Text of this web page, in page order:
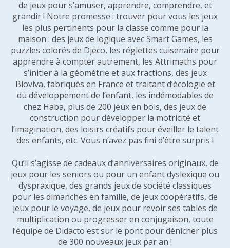
de jeux pour s’amuser, apprendre, comprendre, et
grandir ! Notre promesse : trouver pour vous les jeux
les plus pertinents pour la classe comme pour la
maison : des jeux de logique avec Smart Games, les
puzzles colorés de Djeco, les réglettes cuisenaire pour
apprendre à compter autrement, les Attrimaths pour
s’initier à la géométrie et aux fractions, des jeux
Bioviva, fabriqués en France et traitant d’écologie et
du développement de l’enfant, les indémodables de
chez Haba, plus de 200 jeux en bois, des jeux de
construction pour développer la motricité et
l’imagination, des loisirs créatifs pour éveiller le talent
des enfants, etc. Vous n’avez pas fini d’être surpris !
Qu’il s’agisse de cadeaux d’anniversaires originaux, de
jeux pour les seniors ou pour un enfant dyslexique ou
dyspraxique, des grands jeux de société classiques
pour les dimanches en famille, de jeux coopératifs, de
jeux pour le voyage, de jeux pour revoir ses tables de
multiplication ou progresser en conjugaison, toute
l’équipe de Didacto est sur le pont pour dénicher plus
de 300 nouveaux jeux par an !